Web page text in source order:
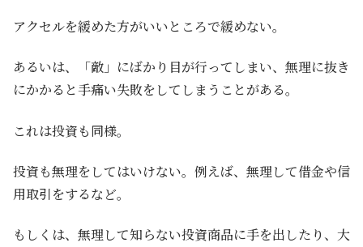
アクセルを緩めた方がいいところで緩めない。
あるいは、「敵」にばかり目が行ってしまい、無理に抜き
にかかると手痛い失敗をしてしまうことがある。
これは投資も同様。
投資も無理をしてはいけない。例えば、無理して借金や信
用取引をするなど。
もしくは、無理して知らない投資商品に手を出したり、大